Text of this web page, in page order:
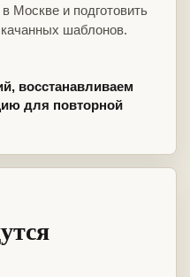
Москве и подготовить
шаблонов.
восстанавливаем
для повторной